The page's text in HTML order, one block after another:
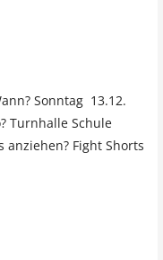
Sonntag 13.12.
Turnhalle Schule
anziehen? Fight Shorts